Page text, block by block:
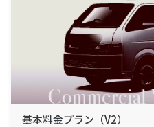
基本料金プラン（V2）